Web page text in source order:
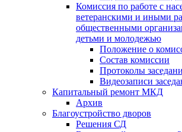
Комиссия по работе с
ветеранскими и иными
общественными
детьми и молодежью
Положение о
Состав комиссии
Протоколы
Видеозаписи
Капитальный ремонт МКД
Архив
Благоустройство дворов
Решения СД